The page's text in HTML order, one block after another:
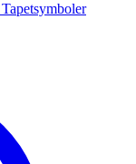
Tapetsymboler